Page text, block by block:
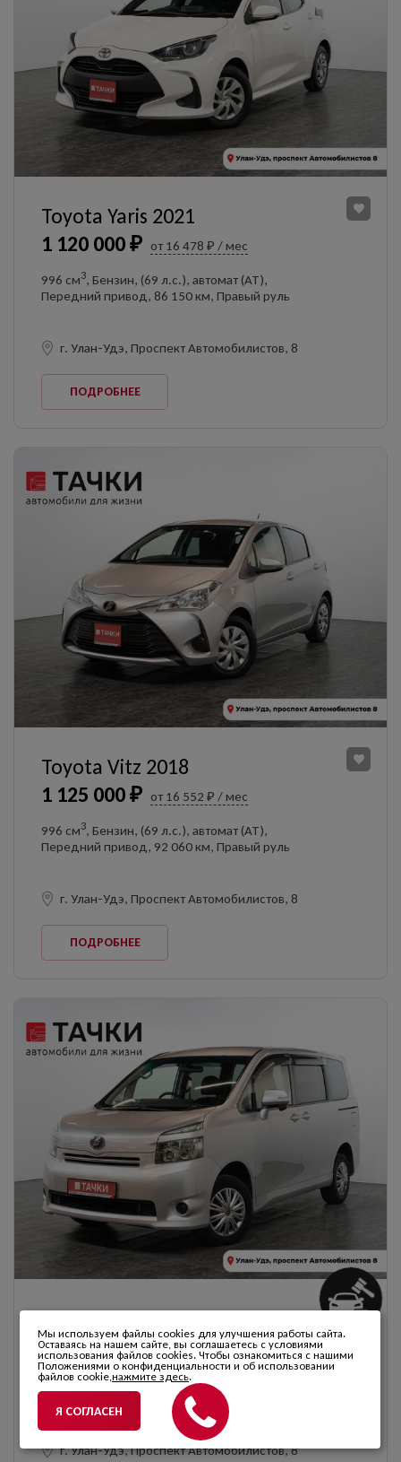
1 120 000 ₽ от 16 478 ₽ / мес
Toyota Yaris 2021
996 см3, Бензин, (69 л.с.), автомат (AT),
Передний привод, 86 150 км, Правый руль
г. Улан-Удэ, Проспект Автомобилистов, 8
ПОДРОБНЕЕ
1 125 000 ₽ от 16 552 ₽ / мес
Toyota Vitz 2018
996 см3, Бензин, (69 л.с.), автомат (AT),
Передний привод, 92 060 км, Правый руль
г. Улан-Удэ, Проспект Автомобилистов, 8
ПОДРОБНЕЕ
1 125 000 ₽ от 16 552 ₽ / мес
Toyota Voxy 2008
1986 см3, Бензин, (143 л.с.), автомат (AT),
Передний привод, 310 031 км, Правый руль
г. Улан-Удэ, Проспект Автомобилистов, 8
Мы используем файлы cookies для улучшения работы сайта.
Оставаясь на нашем сайте, вы соглашаетесь с условиями
использования файлов cookies. Чтобы ознакомиться с нашими
Положениями о конфиденциальности и об использовании
файлов cookie,нажмите здесь.
Я СОГЛАСЕН